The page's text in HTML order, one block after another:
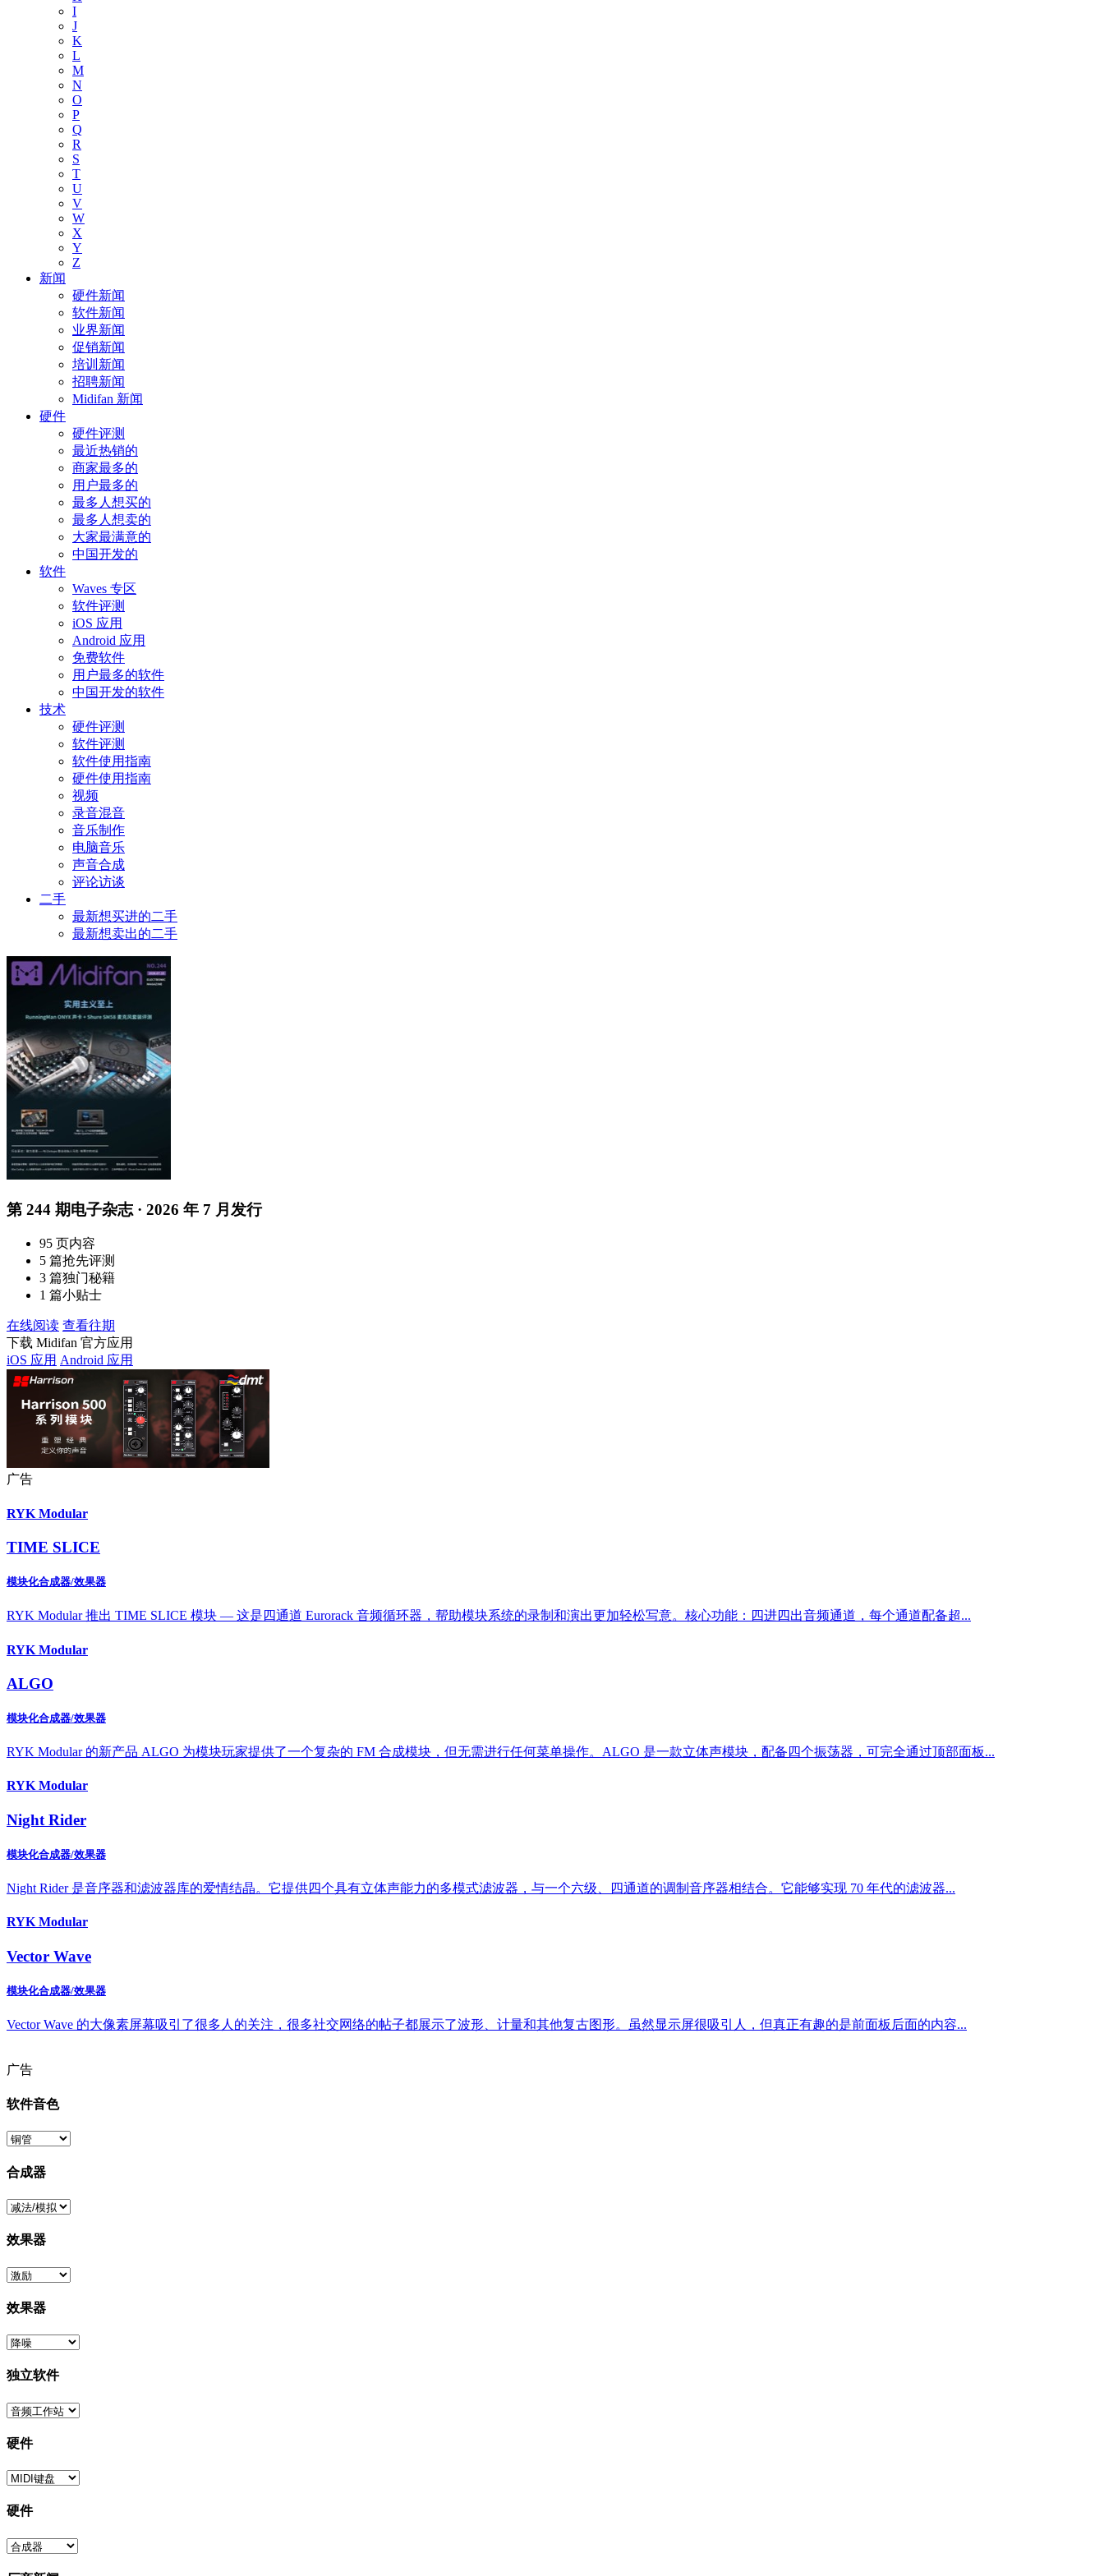
I
J
K
L
M
N
O
P
Q
R
S
T
U
V
W
X
Y
Z
新闻
硬件新闻
软件新闻
业界新闻
促销新闻
培训新闻
招聘新闻
Midifan 新闻
硬件
硬件评测
最近热销的
商家最多的
用户最多的
最多人想买的
最多人想卖的
大家最满意的
中国开发的
软件
Waves 专区
软件评测
iOS 应用
Android 应用
免费软件
用户最多的软件
中国开发的软件
技术
硬件评测
软件评测
软件使用指南
硬件使用指南
视频
录音混音
音乐制作
电脑音乐
声音合成
评论访谈
二手
最新想买进的二手
最新想卖出的二手
第 244 期电子杂志 · 2026 年 7 月发行
95 页内容
5 篇抢先评测
3 篇独门秘籍
1 篇小贴士
在线阅读 查看往期
下载 Midifan 官方应用
iOS 应用 Android 应用
广告
RYK Modular
TIME SLICE
模块化合成器/效果器
RYK Modular 推出 TIME SLICE 模块 — 这是四通道 Eurorack 音频循环器，帮助模块系统的录制和演出更加轻松写意。核心功能：四进四出音频通道，每个通道配备超...
RYK Modular
ALGO
模块化合成器/效果器
RYK Modular 的新产品 ALGO 为模块玩家提供了一个复杂的 FM 合成模块，但无需进行任何菜单操作。ALGO 是一款立体声模块，配备四个振荡器，可完全通过顶部面板...
RYK Modular
Night Rider
模块化合成器/效果器
Night Rider 是音序器和滤波器库的爱情结晶。它提供四个具有立体声能力的多模式滤波器，与一个六级、四通道的调制音序器相结合。它能够实现 70 年代的滤波器...
RYK Modular
Vector Wave
模块化合成器/效果器
Vector Wave 的大像素屏幕吸引了很多人的关注，很多社交网络的帖子都展示了波形、计量和其他复古图形。虽然显示屏很吸引人，但真正有趣的是前面板后面的内容...
广告
软件音色
合成器
效果器
效果器
独立软件
硬件
硬件